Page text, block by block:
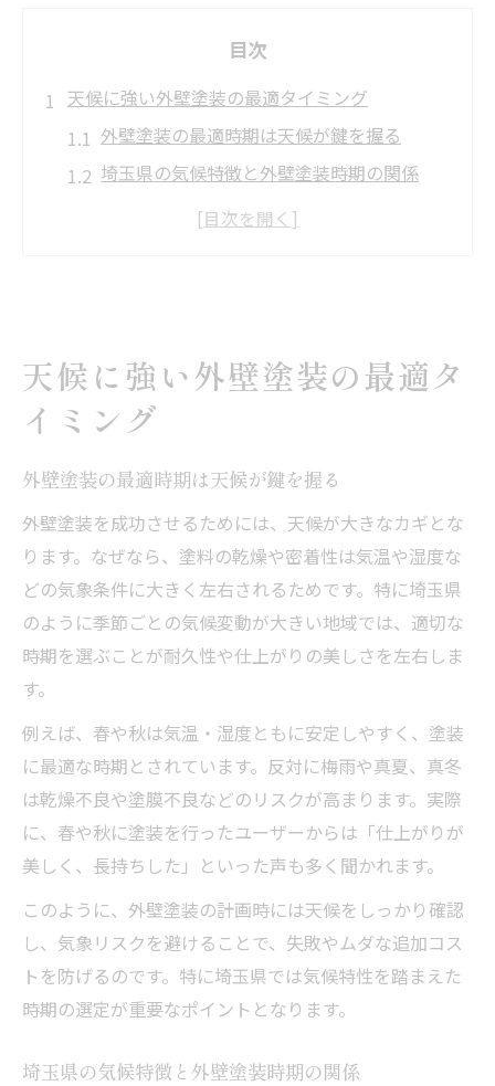
目次
天候に強い外壁塗装の最適タイミング
外壁塗装の最適時期は天候が鍵を握る
埼玉県の気候特徴と外壁塗装時期の関係
外壁塗装に適した気温や湿度の目安とは
埼玉県の気候を活かす外壁塗装術
外壁塗装を成功させる埼玉特有の気候対応
策
埼玉県の四季ごとの外壁塗装対策まとめ
外壁塗装業者選びと気候対応力の重要性
外壁塗装は季節選びが決め手になる理由
外壁塗装の品質は季節選びで大きく変わる
夏や冬の外壁塗装で注意したい気象条件
外壁塗装の工期短縮と季節の関係性
外壁塗装トラブル回避に重要な季節の選択
安定した気温時期の外壁塗装成功ポイント
安定した気温が外壁塗装の仕上がりを左右
する
外壁塗装の理想的な気温帯と施工判断基準
外壁塗装で朝夕の気温差に注意すべき理由
作業時間を工夫して外壁塗装の品質を守る
外壁塗装は安定時期の予約がスムーズ
天候に強い外壁塗装の最適タ
イミング
外壁塗装の最適時期は天候が鍵を握る
外壁塗装を成功させるためには、天候が大きなカギとな
ります。なぜなら、塗料の乾燥や密着性は気温や湿度な
どの気象条件に大きく左右されるためです。特に埼玉県
のように季節ごとの気候変動が大きい地域では、適切な
時期を選ぶことが耐久性や仕上がりの美しさを左右しま
す。
例えば、春や秋は気温・湿度ともに安定しやすく、塗装
に最適な時期とされています。反対に梅雨や真夏、真冬
は乾燥不良や塗膜不良などのリスクが高まります。実際
に、春や秋に塗装を行ったユーザーからは「仕上がりが
美しく、長持ちした」といった声も多く聞かれます。
このように、外壁塗装の計画時には天候をしっかり確認
し、気象リスクを避けることで、失敗やムダな追加コス
トを防げるのです。特に埼玉県では気候特性を踏まえた
時期の選定が重要なポイントとなります。
埼玉県の気候特徴と外壁塗装時期の関係